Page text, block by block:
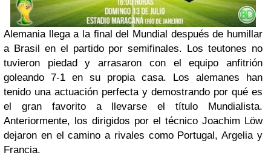
Alemania llega a la final del Mundial después de humillar
a Brasil en el partido por semifinales. Los teutones no
tuvieron piedad y arrasaron con el equipo anfitrión
goleando 7-1 en su propia casa. Los alemanes han
tenido una actuación perfecta y demostrando por qué es
el gran favorito a llevarse el título Mundialista.
Anteriormente, los dirigidos por el técnico Joachim Löw
dejaron en el camino a rivales como Portugal, Argelia y
Francia.